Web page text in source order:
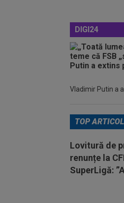
DIGI24
Vladimir Putin a
TOP
Lovitură de
renunțe la
SuperLigă: